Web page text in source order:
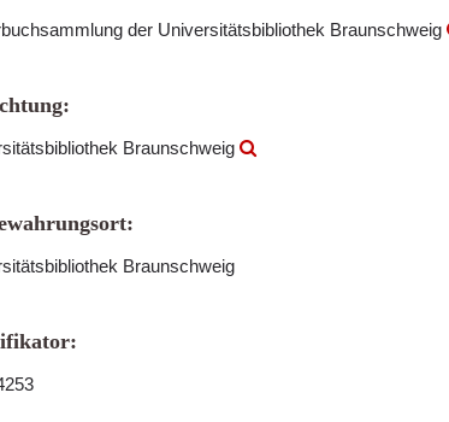
der Universitätsbibliothek Braunschweig
Braunschweig
Braunschweig